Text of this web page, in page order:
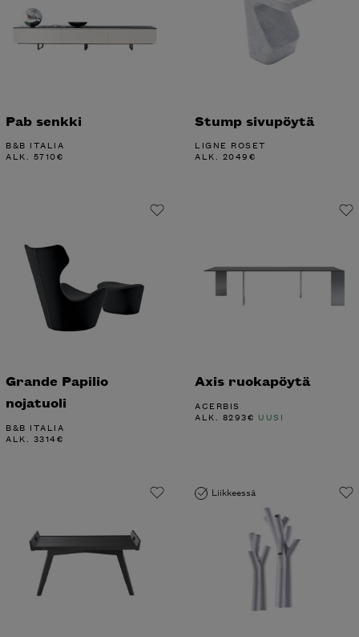
Pab senkki
B&B ITALIA
ALK. 5710€
Stump sivupöytä
LIGNE ROSET
ALK. 2049€
Grande Papilio
nojatuoli
B&B ITALIA
ALK. 3314€
Axis ruokapöytä
ACERBIS
ALK. 8293€ UUSI
Liikkeessä